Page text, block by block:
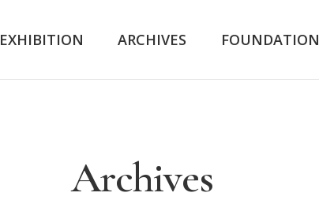
EXHIBITION ARCHIVES FOUNDATION
Archives